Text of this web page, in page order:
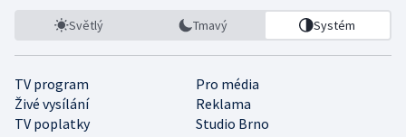
Světlý Tmavý Systém
TV program
Pro média
Živé vysílání
Reklama
TV poplatky
Studio Brno